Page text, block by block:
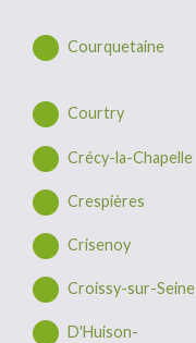
Courquetaine
Courtry
Crécy-la-Chapelle
Crespières
Crisenoy
Croissy-sur-Seine
D'Huison-